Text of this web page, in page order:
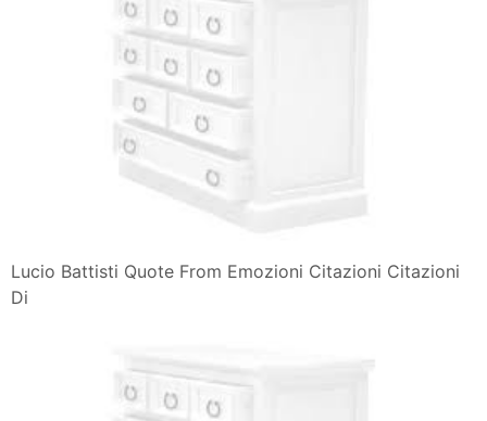
Lucio Battisti Quote From Emozioni Citazioni Citazioni
Di